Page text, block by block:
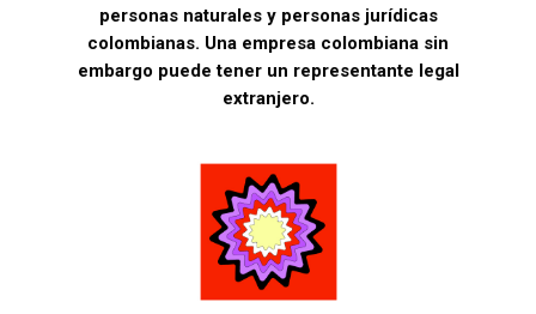
personas naturales y personas jurídicas
colombianas. Una empresa colombiana sin
embargo puede tener un representante legal
extranjero.